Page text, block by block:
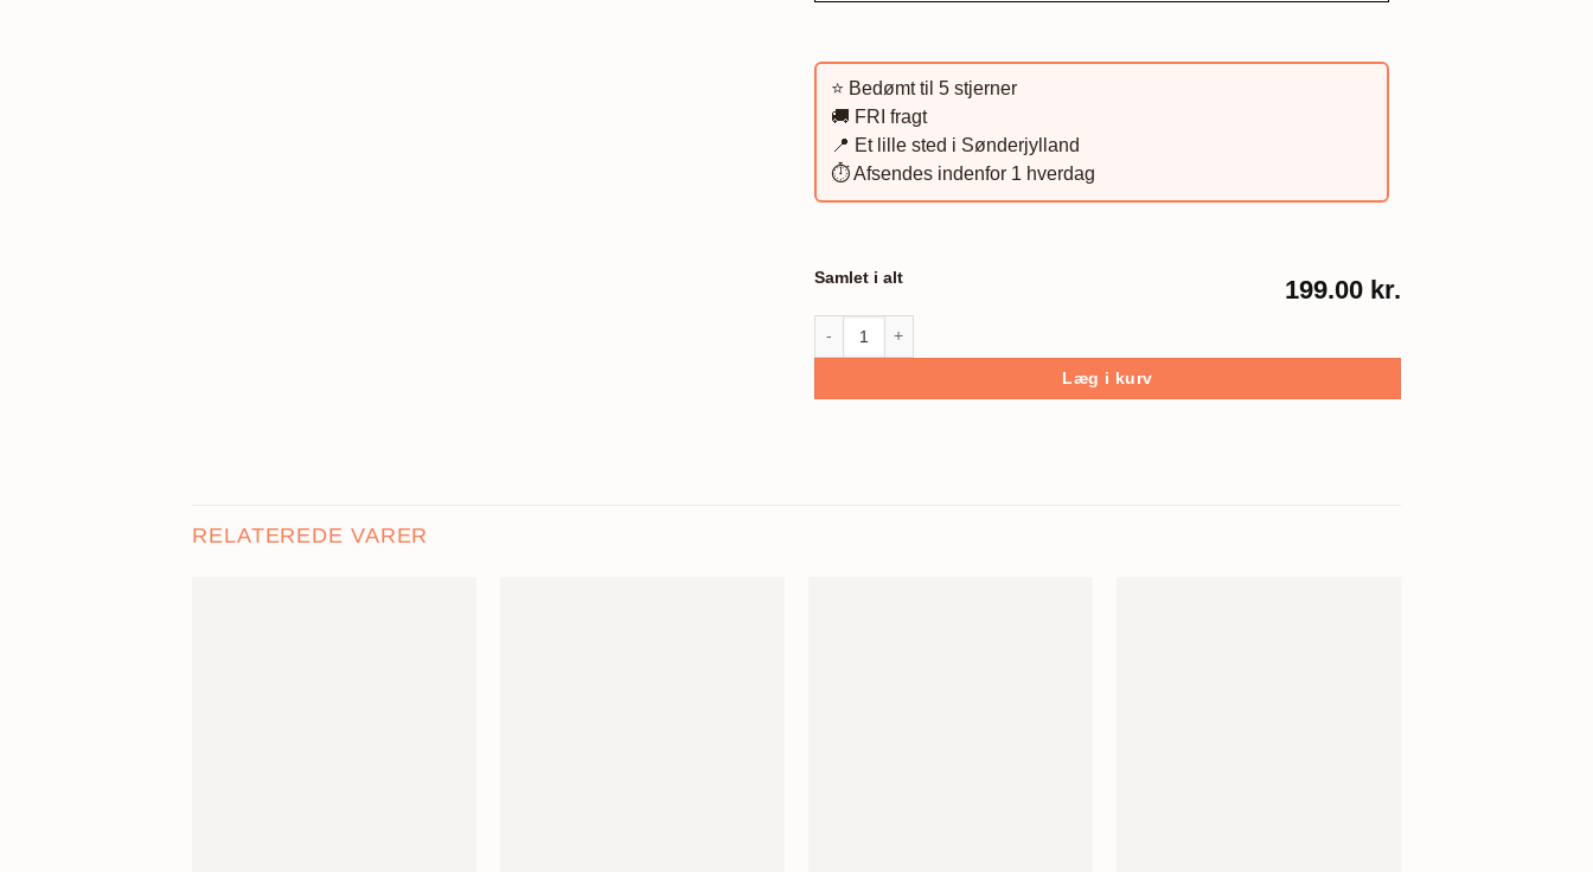
⭐️ Bedømt til 5 stjerner
🚚 FRI fragt
📍 Et lille sted i Sønderjylland
⏱️ Afsendes indenfor 1 hverdag
Samlet i alt 199.00 kr.
Læg i kurv
RELATEREDE VARER